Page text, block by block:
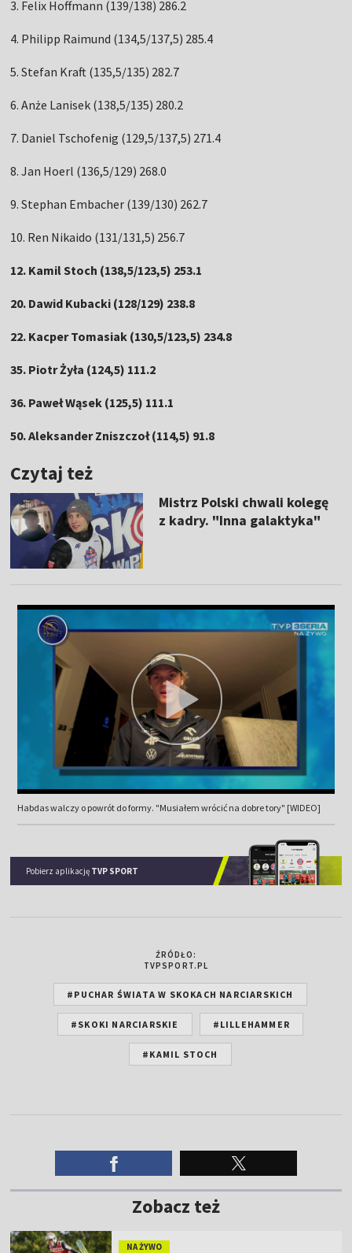
3. Felix Hoffmann (139/138) 286.2
4. Philipp Raimund (134,5/137,5) 285.4
5. Stefan Kraft (135,5/135) 282.7
6. Anże Lanisek (138,5/135) 280.2
7. Daniel Tschofenig (129,5/137,5) 271.4
8. Jan Hoerl (136,5/129) 268.0
9. Stephan Embacher (139/130) 262.7
10. Ren Nikaido (131/131,5) 256.7
12. Kamil Stoch (138,5/123,5) 253.1
20. Dawid Kubacki (128/129) 238.8
22. Kacper Tomasiak (130,5/123,5) 234.8
35. Piotr Żyła (124,5) 111.2
36. Paweł Wąsek (125,5) 111.1
50. Aleksander Zniszczoł (114,5) 91.8
Czytaj też
Mistrz Polski chwali kolegę
z kadry. "Inna galaktyka"
Habdas walczy o powrót do formy. "Musiałem wrócić na dobre tory" [WIDEO]
Pobierz aplikację TVP SPORT
ŹRÓDŁO:
TVPSPORT.PL
#PUCHAR ŚWIATA W SKOKACH NARCIARSKICH
#SKOKI NARCIARSKIE #LILLEHAMMER
#KAMIL STOCH
Zobacz też
NA ŻYWO